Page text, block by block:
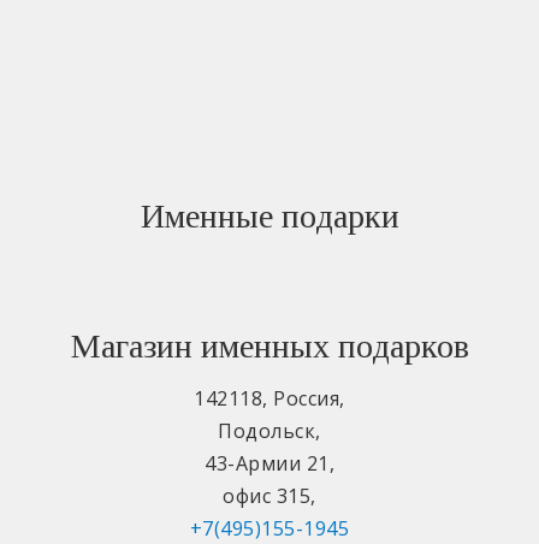
Именные подарки
Магазин именных подарков
142118, Россия,
Подольск,
43-Армии 21 ,
офис 315,
+7(495)155-1945